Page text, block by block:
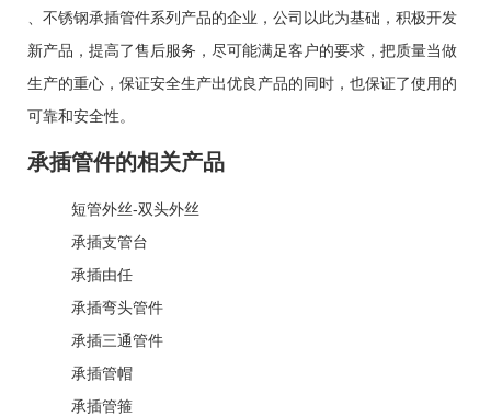
、 不锈钢承插管件系列产品的企业，公司以此为基础，积极开发
新产品，提高了售后服务，尽可能满足客户的要求，把质量当做
生产的重心，保证安全生产出优良产品的同时，也保证了使用的
可靠和安全性。
承插管件的相关产品
短管外丝-双头外丝
承插支管台
承插由任
承插弯头管件
承插三通管件
承插管帽
承插管箍